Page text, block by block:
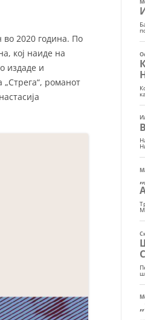
во 2020 година. По
кој наиде на
издаде и
романот